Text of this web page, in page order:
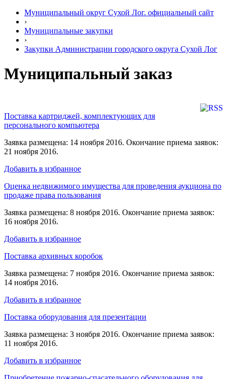
Муниципальный округ Сухой Лог. официальный сайт
›
Муниципальные закупки
›
Закупки Администрации городского округа Сухой Лог
Муниципальный заказ
Поставка картриджей, комплектующих для
персонального компьютера
Заявка размещена: 14 ноября 2016. Окончание приема заявок:
21 ноября 2016.
Добавить в избранное
Оценка недвижимого имущества для проведения аукциона по
продаже права пользования
Заявка размещена: 8 ноября 2016. Окончание приема заявок:
16 ноября 2016.
Добавить в избранное
Поставка архивных коробок
Заявка размещена: 7 ноября 2016. Окончание приема заявок:
14 ноября 2016.
Добавить в избранное
Поставка оборудования для презентации
Заявка размещена: 3 ноября 2016. Окончание приема заявок:
11 ноября 2016.
Добавить в избранное